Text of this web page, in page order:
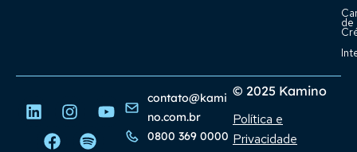
de
© 2025 Kamino
Política e
Privacidade
contato@kami
no.com.br
0800 369 0000